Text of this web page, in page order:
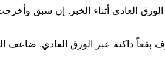
العادي أثناء الخبز. إن سبق
بقعاً داكنة عبر الورق العادي.